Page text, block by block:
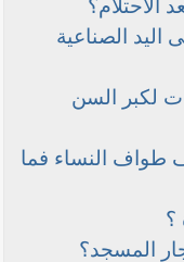
الاحتلام؟
اليد الصناعية
لكبر السن
النساء فما
؟
المسجد؟